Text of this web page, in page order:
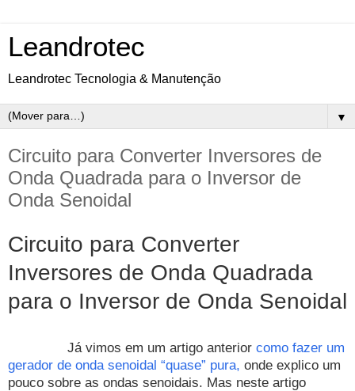
Leandrotec
Leandrotec Tecnologia & Manutenção
▼
Circuito para Converter Inversores de
Onda Quadrada para o Inversor de
Onda Senoidal
Circuito para Converter
Inversores de Onda Quadrada
para o Inversor de Onda Senoidal
Já vimos em um artigo anterior como fazer um
gerador de onda senoidal “quase” pura, onde explico um
pouco sobre as ondas senoidais. Mas neste artigo